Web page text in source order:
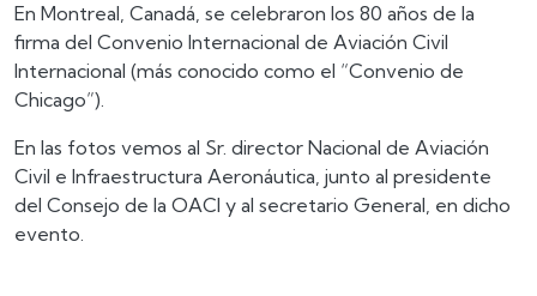
En Montreal, Canadá, se celebraron los 80 años de la
firma del Convenio Internacional de Aviación Civil
Internacional (más conocido como el “Convenio de
Chicago”).
En las fotos vemos al Sr. director Nacional de Aviación
Civil e Infraestructura Aeronáutica, junto al presidente
del Consejo de la OACI y al secretario General, en dicho
evento.